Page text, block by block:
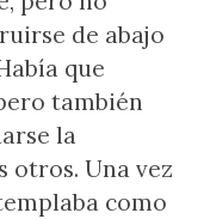
de abajo
que
también
la
otros. Una vez
como